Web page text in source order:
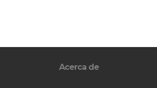
Acerca de